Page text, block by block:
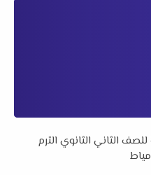
الثاني الثانوي الترم